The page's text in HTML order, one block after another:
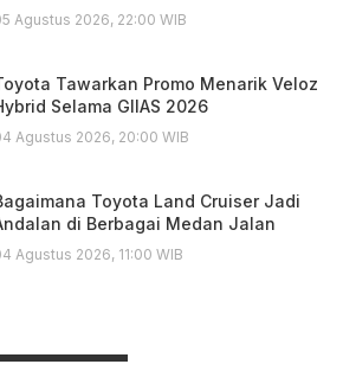
Agustus 2026, 22:00 WIB
Tawarkan Promo Menarik Veloz
Selama GIIAS 2026
Agustus 2026, 20:00 WIB
Toyota Land Cruiser Jadi
di Berbagai Medan Jalan
Agustus 2026, 11:00 WIB